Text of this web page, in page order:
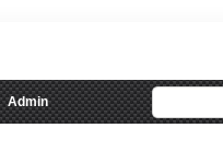
Admin